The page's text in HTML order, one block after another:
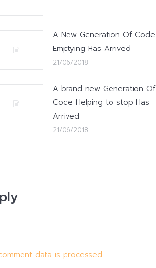
A New Generation Of Code
Emptying Has Arrived
21/06/2018
A brand new Generation Of
Code Helping to stop Has
Arrived
21/06/2018
data is processed.